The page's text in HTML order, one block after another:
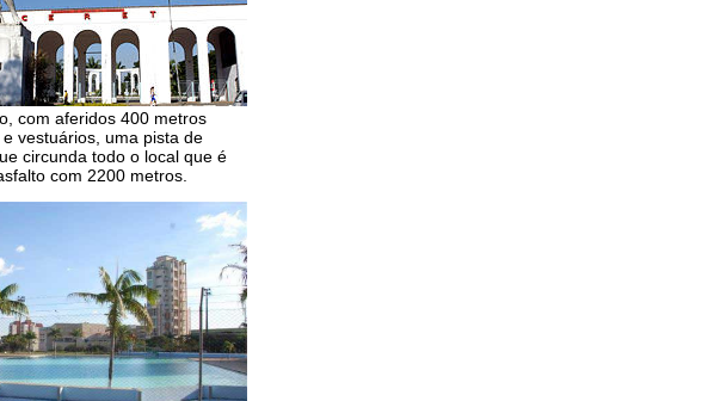
com aferidos 400 metros
vestuários, uma pista de
circunda todo o local que é
com 2200 metros.